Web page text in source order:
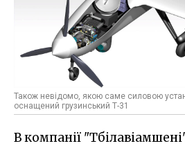
Також невідомо, якою саме силовою
оснащений грузинський Т-31
В компанії